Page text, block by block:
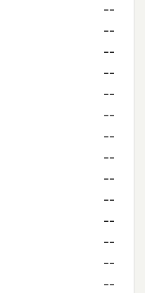
--
--
--
--
--
--
--
--
--
--
--
--
--
--